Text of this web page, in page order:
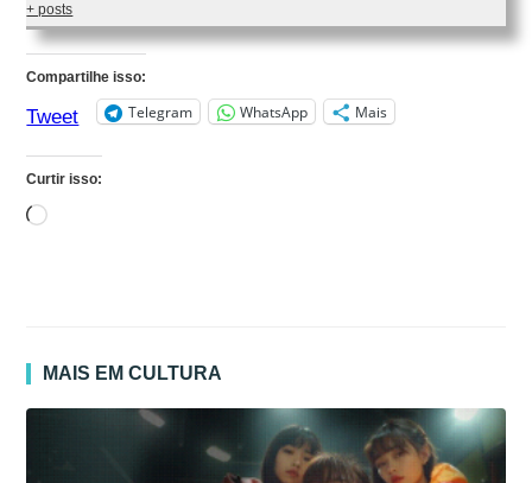
+ posts
Compartilhe isso:
Tweet Telegram WhatsApp Mais
Curtir isso:
Carregando...
MAIS EM CULTURA